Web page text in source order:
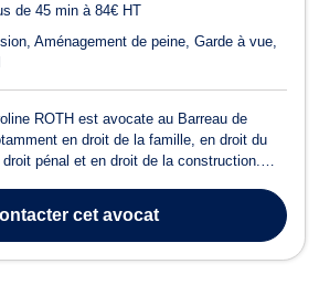
de 45 min à 84€ HT
Aménagement de peine Garde à vue
ROTH est avocate au Barreau de
en droit de la famille, en droit du
pénal et en droit de la construction.
liée au divorce à l’amiable ou pour
cet avocat